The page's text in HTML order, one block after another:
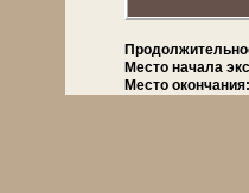
Место начала
Место окончания: